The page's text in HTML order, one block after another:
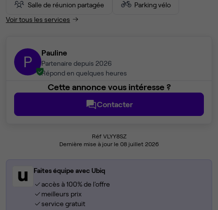
Salle de réunion partagée
Parking vélo
Voir tous les services
P Pauline
Partenaire depuis 2026
Répond en quelques heures
Cette annonce vous intéresse ?
Contacter
Réf VLYY8SZ
Dernière mise à jour le 08 juillet 2026
Faites équipe avec Ubiq
accès à 100% de l'offre
meilleurs prix
service gratuit